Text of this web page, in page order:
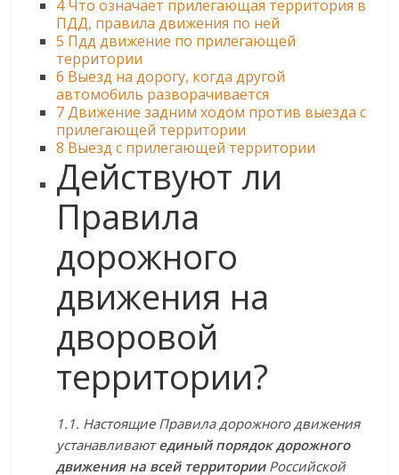
4Что означает прилегающая территория в
ПДД, правила движения по ней
5 Пдд движение по прилегающей
территории
6 Выезд на дорогу, когда другой
автомобиль разворачивается
7Движение задним ходом против выезда с
прилегающей территории
8 Выезд с прилегающей территории
Действуют ли
Правила
дорожного
движения на
дворовой
территории?
1.1. Настоящие Правила дорожного движения
устанавливаютединый порядок дорожного
движения на всей территорииРоссийской